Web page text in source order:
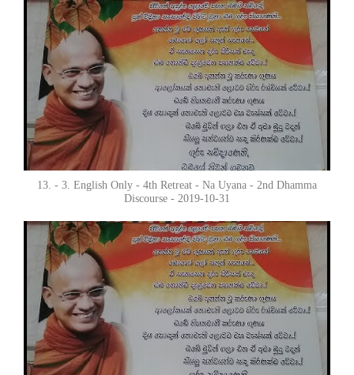
13. - 3. English Only - 4th Retreat - Na Uyana - 2nd Dhamma
Discourse - 2019-10-31